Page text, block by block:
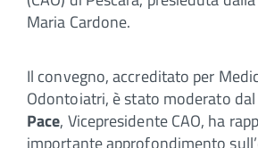
Maria Cardone.
Il convegno, accreditato per
Odontoiatri, è stato moderato
Pace, Vicepresidente CAO, ha
importante approfondimento